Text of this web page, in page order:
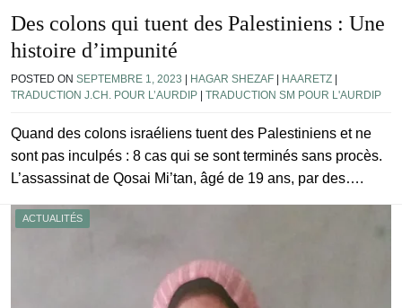
Des colons qui tuent des Palestiniens : Une
histoire d’impunité
POSTED ON SEPTEMBRE 1, 2023 HAGAR SHEZAF HAARETZ
TRADUCTION J.CH. POUR L’AURDIP
TRADUCTION SM POUR L'AURDIP
Quand des colons israéliens tuent des Palestiniens et ne
sont pas inculpés : 8 cas qui se sont terminés sans procès.
L’assassinat de Qosai Mi’tan, âgé de 19 ans, par des….
ACTUALITÉS